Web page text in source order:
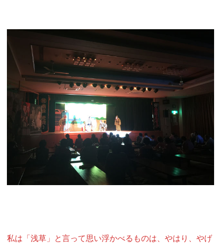
私は「浅草」と言って思い浮かべるものは、やはり、やげ